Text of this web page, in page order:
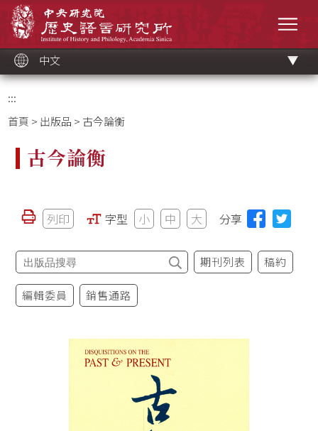
中文
:::
首頁 > 出版品 > 古今論衡
古今論衡
列印 字型 小 中 大 分享
期刊列表 稿約
編輯委員 銷售通路